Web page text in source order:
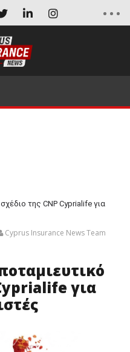
της CNP Cyprialife για
Cyprus Insurance News Team
για